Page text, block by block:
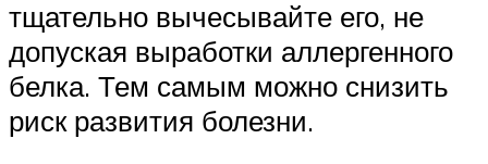
тщательно вычесывайте его, не
допуская выработки аллергенного
белка. Тем самым можно снизить
риск развития болезни.